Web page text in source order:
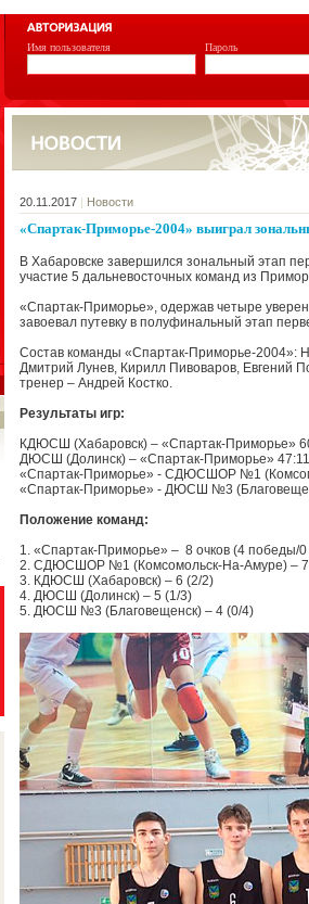
Имя пользователя Пароль
20.11.2017 | Новости
«Спартак-Приморье-2004» выиграл
В Хабаровске завершился зональный этап
участие 5 дальневосточных команд из
«Спартак-Приморье», одержав четыре
завоевал путевку в полуфинальный этап
Состав команды «Спартак-Приморье-2004»:
Дмитрий Лунев, Кирилл Пивоваров, Евгений
тренер – Андрей Костко.
Результаты игр:
КДЮСШ (Хабаровск) – «Спартак-Приморье»
ДЮСШ (Долинск) – «Спартак-Приморье»
«Спартак-Приморье» - СДЮСШОР №1
«Спартак-Приморье» - ДЮСШ №3
Положение команд:
1. «Спартак-Приморье» – 8 очков (4 победы/
2. СДЮСШОР №1 (Комсомольск-На-Амуре) – 7
3. КДЮСШ (Хабаровск) – 6 (2/2)
4. ДЮСШ (Долинск) – 5 (1/3)
5. ДЮСШ №3 (Благовещенск) – 4 (0/4)